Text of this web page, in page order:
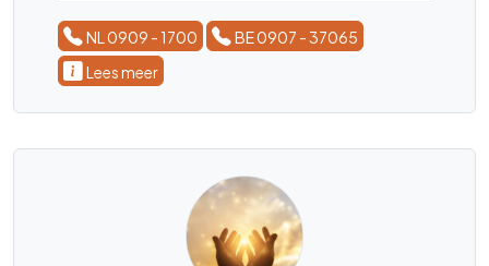
NL 0909 - 1700
BE 0907 - 37065
Lees meer